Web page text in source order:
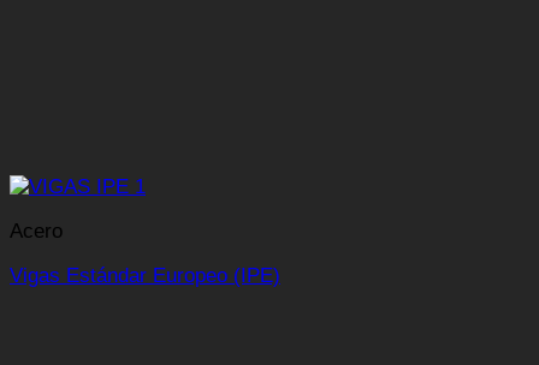
Acero
Vigas Estándar Europeo (IPE)